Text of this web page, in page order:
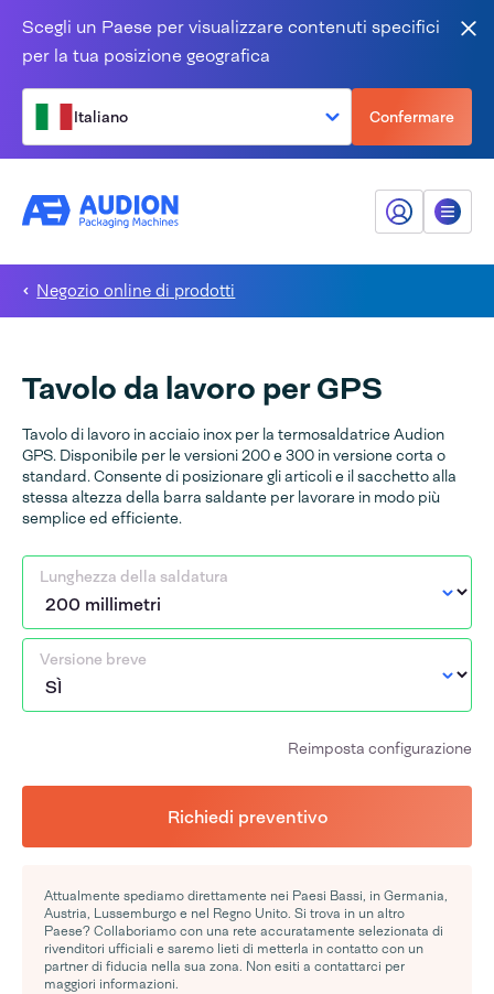
Scegli un Paese per visualizzare contenuti specifici
per la tua posizione geografica
Italiano Confermare
Il mio Audion
Menù
Negozio online di prodotti
Tavolo da lavoro per GPS
Tavolo di lavoro in acciaio inox per la termosaldatrice Audion
GPS. Disponibile per le versioni 200 e 300 in versione corta o
standard. Consente di posizionare gli articoli e il sacchetto alla
stessa altezza della barra saldante per lavorare in modo più
semplice ed efficiente.
Lunghezza della saldatura
Versione breve
Reimposta configurazione
Richiedi preventivo
Attualmente spediamo direttamente nei Paesi Bassi, in Germania,
Austria, Lussemburgo e nel Regno Unito. Si trova in un altro
Paese? Collaboriamo con una rete accuratamente selezionata di
rivenditori ufficiali e saremo lieti di metterla in contatto con un
partner di fiducia nella sua zona. Non esiti a contattarci per
maggiori informazioni.